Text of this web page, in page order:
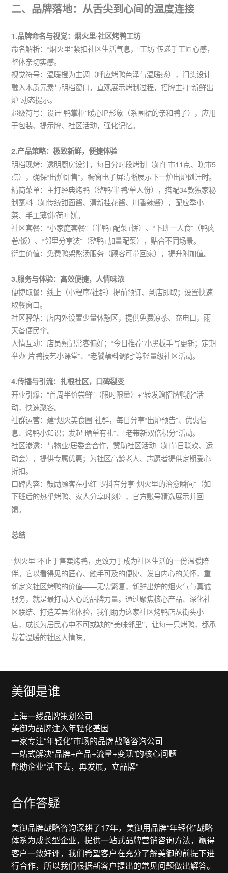
二、品牌落地：从舌尖到心间的温度连接
1.品牌命名与视觉：烟火里·社区烤鸭工坊
命名解析：“烟火里”紧扣社区生活气息，“工坊”传递手工匠心感，
整体亲切实感。
视觉符号：温暖橙为主调（呼应烤鸭色泽与温暖感），门头设计
融入木质元素与明档窗口，直观展示烤制过程，招牌主打“新鲜出
炉”动态提示。
超级符号：设计“鸭掌柜”暖心IP形象（系围裙的亲和鸭子），应用
于包装、提示牌、社区活动，强化记忆。
2.产品策略：极致新鲜，便捷体验
明档现烤：透明厨房设计，每日分时段烤制（如午市11点、晚市5
点），确保“出炉即售”，橱窗电子屏清晰展示下一炉出炉倒计时。
精简菜单：主打经典烤鸭（整鸭/半鸭/单人份），搭配34款独家秘
制蘸料（如传统甜面酱、清新桂花酱、川香辣酱），配应季小
菜、手工薄饼/荷叶饼。
社区套餐：“小家庭套餐”（半鸭+配菜+饼）、“下班一人食”（鸭肉
卷/饭）、“邻里分享装”（整鸭+加量配菜），贴合不同场景。
衍生价值：免费鸭架熬汤服务（顾客可带回家），提升附加值。
3.服务与体验：高效便捷，人情味浓
便捷取餐：线上（小程序/社群）提前预订、到店即取；设置快速
取餐窗口。
社区驿站：店内外设置少量休憩区，提供免费凉茶、充电口，雨
天备便民伞。
人情互动：店员熟记常客偏好；“今日推荐”小黑板手写更新；定期
举办“片鸭技艺小课堂”、“老饕蘸料调配”等轻量级社区活动。
4.传播与引流：扎根社区，口碑裂变
开业引爆：“首周半价尝鲜”（限时限量）+“转发赠招牌鸭脖”活
动，快速聚客。
社群运营：建“烟火美食圈”社群，每日分享“出炉预告”、优惠信
息、烤鸭小知识；发起“晒单有礼”、“老带新双倍积分”活动。
社区渗透：与物业/居委会合作，赞助社区活动（如节日联欢、运
动会），提供专属优惠；为社区高龄老人、志愿者提供定期爱心
折扣。
口碑内容：鼓励顾客在小红书/抖音分享“烟火里的治愈瞬间”（如
下班后的热乎烤鸭、家人分享时刻），官方账号精选展示并回
馈。
总结
“烟火里”不止于售卖烤鸭，更致力于成为社区生活的一份温暖陪
伴。它以看得见的匠心、触手可及的便捷、发自内心的关怀，重
新定义社区烤鸭的价值——无需繁复，新鲜出炉的烟火气与真诚
服务，就是最打动人心的品牌力量。通过聚焦核心产品、深化社
区联结、打造差异化体验，我们助力这家社区烤鸭店从街头小
店，成长为居民心中不可或缺的“美味邻里”，让每一只烤鸭，都承
载着温暖的社区人情味。
美御是谁
上海一线品牌策划公司
美御为品牌注入年轻化基因
一家专注“年轻化”市场的品牌战略咨询公司
一站式解决“品牌+产品+流量+变现”的核心问题
帮助企业“活下去，再发展，立品牌”
合作答疑
美御品牌战略咨询深耕了17年，美御用品牌“年轻化”战略
体系为成长型企业，提供一站式品牌营销咨询方法，赢得
客户一致好评，我们希望客户在充分了解美御的前提下进
行合作，所以我们根据新客户提出的常见问题做出解答。